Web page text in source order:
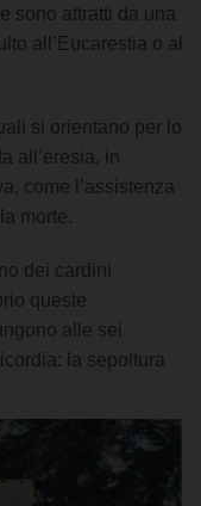
sono attratti da una
all’Eucarestia o al
si orientano per lo
all’eresia, in
come l’assistenza
morte.
dei cardini
queste
alle sei
la sepoltura